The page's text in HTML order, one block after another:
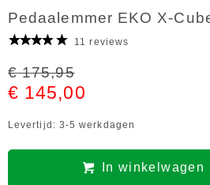
Pedaalemmer EKO X-
11 reviews
€ 175,95
€ 145,00
Levertijd: 3-5 werkdagen
In winkelwagen